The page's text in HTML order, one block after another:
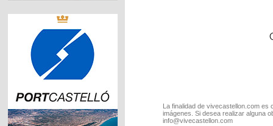
La finalidad de vivecastellon.com
imágenes. Si desea realizar alguna
info@vivecastellon.com